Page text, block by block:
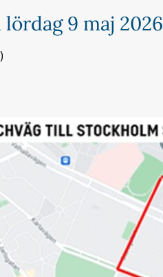
9 maj 2026